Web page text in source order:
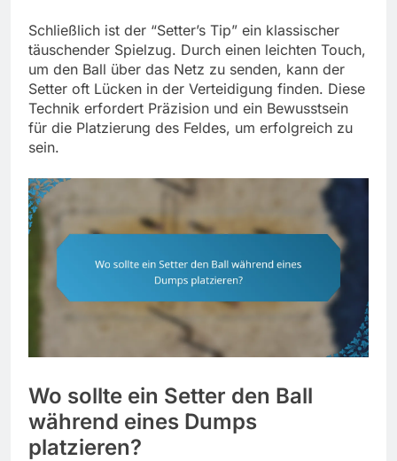
Schließlich ist der “Setter’s Tip” ein klassischer
täuschender Spielzug. Durch einen leichten Touch,
um den Ball über das Netz zu senden, kann der
Setter oft Lücken in der Verteidigung finden. Diese
Technik erfordert Präzision und ein Bewusstsein
für die Platzierung des Feldes, um erfolgreich zu
sein.
Wo sollte ein Setter den Ball
während eines Dumps
platzieren?